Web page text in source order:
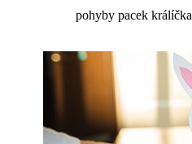
pohyby pacek